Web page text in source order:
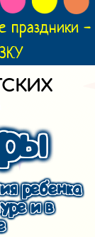
праздники -
ребенка
и в